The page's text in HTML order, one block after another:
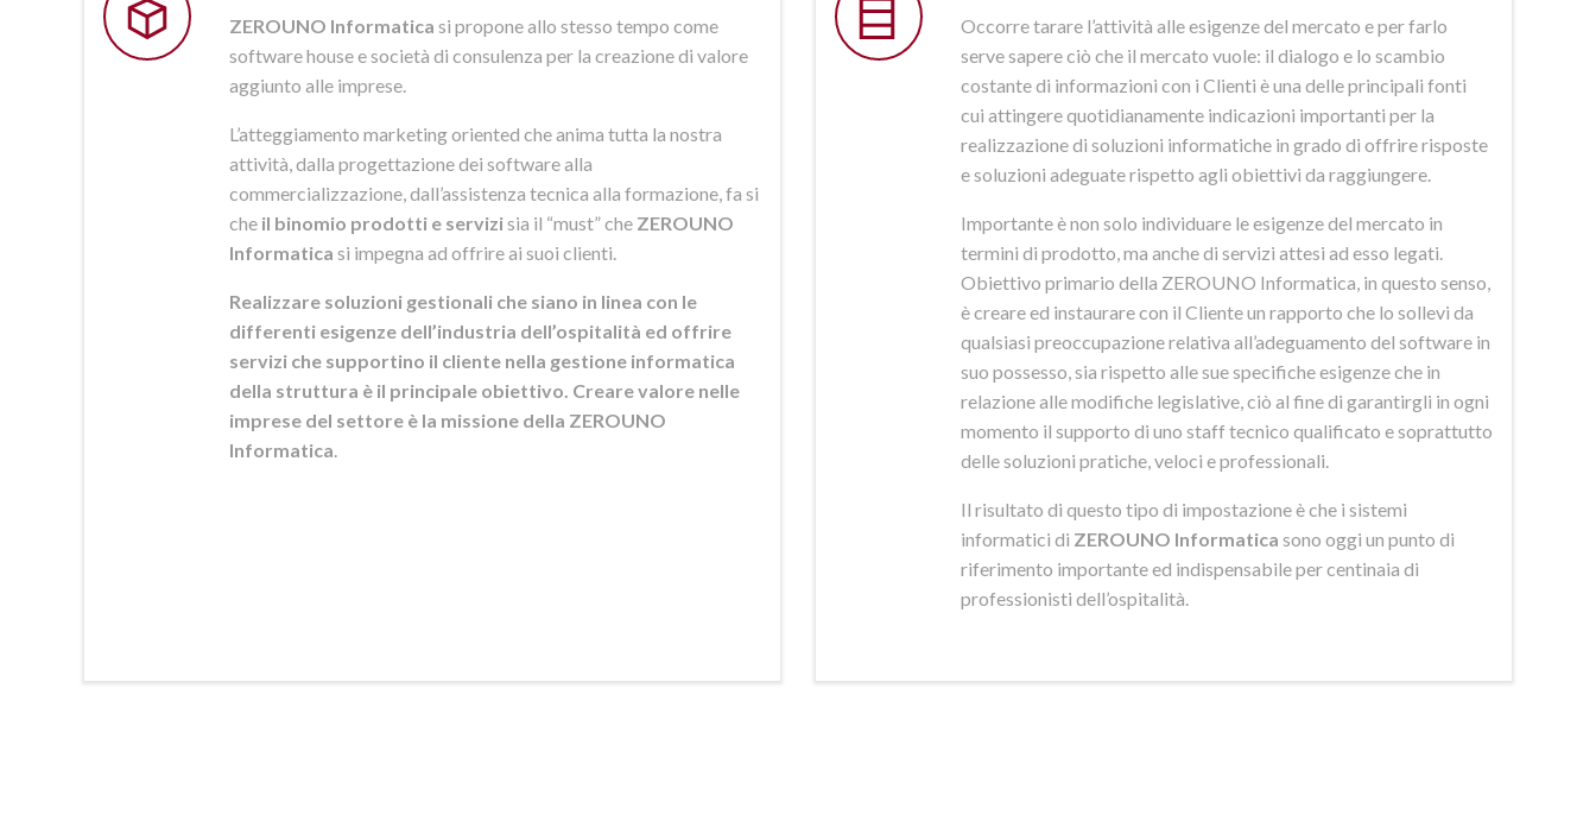
ZEROUNO Informatica si propone allo stesso tempo come
software house e società di consulenza per la creazione di valore
aggiunto alle imprese.
L’atteggiamento marketing oriented che anima tutta la nostra
attività, dalla progettazione dei software alla
commercializzazione, dall’assistenza tecnica alla formazione, fa si
che il binomio prodotti e servizisia il “must” che ZEROUNO
Informatica si impegna ad offrire ai suoi clienti.
Realizzare soluzioni gestionali che siano in linea con le
differenti esigenze dell’industria dell’ospitalità ed offrire
servizi che supportino il cliente nella gestione informatica
della struttura è il principale obiettivo. Creare valore nelle
imprese del settore è la missione della ZEROUNO
Informatica
Occorre tarare l’attività alle esigenze del mercato e per farlo
serve sapere ciò che il mercato vuole: il dialogo e lo scambio
costante di informazioni con i Clienti è una delle principali fonti
cui attingere quotidianamente indicazioni importanti per la
realizzazione di soluzioni informatiche in grado di offrire risposte
e soluzioni adeguate rispetto agli obiettivi da raggiungere.
Importante è non solo individuare le esigenze del mercato in
termini di prodotto, ma anche di servizi attesi ad esso legati.
Obiettivo primario della ZEROUNO Informatica, in questo senso,
è creare ed instaurare con il Cliente un rapporto che lo sollevi da
qualsiasi preoccupazione relativa all’adeguamento del software in
suo possesso, sia rispetto alle sue specifiche esigenze che in
relazione alle modifiche legislative, ciò al fine di garantirgli in ogni
momento il supporto di uno staff tecnico qualificato e soprattutto
delle soluzioni pratiche, veloci e professionali.
Il risultato di questo tipo di impostazione è che i sistemi
informatici di ZEROUNO Informatica sono oggi un punto di
riferimento importante ed indispensabile per centinaia di
professionisti dell’ospitalità.